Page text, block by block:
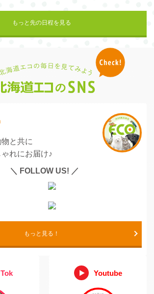
もっと先の日程を見る
と共に
れにお届け♪
＼ FOLLOW US! ／
もっと見る！
Youtube